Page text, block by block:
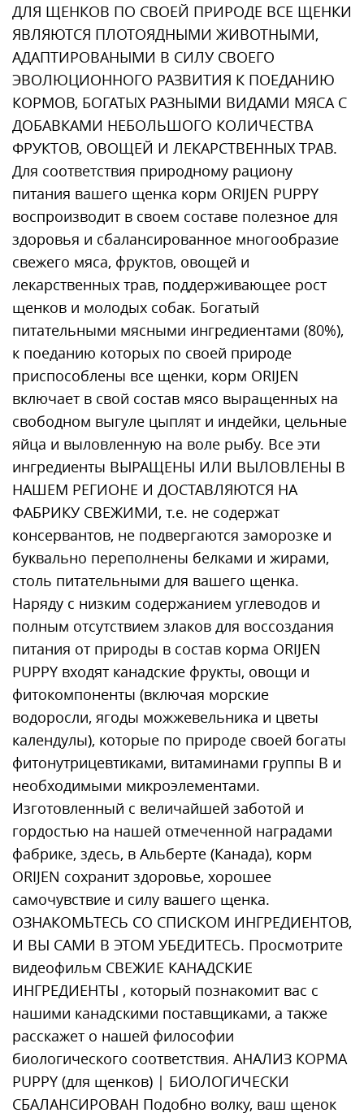
ДЛЯ ЩЕНКОВ ПО СВОЕЙ ПРИРОДЕ ВСЕ ЩЕНКИ
ЯВЛЯЮТСЯ ПЛОТОЯДНЫМИ ЖИВОТНЫМИ,
АДАПТИРОВАНЫМИ В СИЛУ СВОЕГО
ЭВОЛЮЦИОННОГО РАЗВИТИЯ К ПОЕДАНИЮ
КОРМОВ, БОГАТЫХ РАЗНЫМИ ВИДАМИ МЯСА С
ДОБАВКАМИ НЕБОЛЬШОГО КОЛИЧЕСТВА
ФРУКТОВ, ОВОЩЕЙ И ЛЕКАРСТВЕННЫХ ТРАВ.
Для соответствия природному рациону
питания вашего щенка корм ORIJEN PUPPY
воспроизводит в своем составе полезное для
здоровья и сбалансированное многообразие
свежего мяса, фруктов, овощей и
лекарственных трав, поддерживающее рост
щенков и молодых собак. Богатый
питательными мясными ингредиентами (80%),
к поеданию которых по своей природе
приспособлены все щенки, корм ORIJEN
включает в свой состав мясо выращенных на
свободном выгуле цыплят и индейки, цельные
яйца и выловленную на воле рыбу. Все эти
ингредиенты ВЫРАЩЕНЫ ИЛИ ВЫЛОВЛЕНЫ В
НАШЕМ РЕГИОНЕ И ДОСТАВЛЯЮТСЯ НА
ФАБРИКУ СВЕЖИМИ, т.е. не содержат
консервантов, не подвергаются заморозке и
буквально переполнены белками и жирами,
столь питательными для вашего щенка.
Наряду с низким содержанием углеводов и
полным отсутствием злаков для воссоздания
питания от природы в состав корма ORIJEN
PUPPY входят канадские фрукты, овощи и
фитокомпоненты (включая морские
водоросли, ягоды можжевельника и цветы
календулы), которые по природе своей богаты
фитонутрицевтиками, витаминами группы В и
необходимыми микроэлементами.
Изготовленный с величайшей заботой и
гордостью на нашей отмеченной наградами
фабрике, здесь, в Альберте (Канада), корм
ORIJEN сохранит здоровье, хорошее
самочувствие и силу вашего щенка.
ОЗНАКОМЬТЕСЬ СО СПИСКОМ ИНГРЕДИЕНТОВ,
И ВЫ САМИ В ЭТОМ УБЕДИТЕСЬ. Просмотрите
видеофильм СВЕЖИЕ КАНАДСКИЕ
ИНГРЕДИЕНТЫ , который познакомит вас с
нашими канадскими поставщиками, а также
расскажет о нашей философии
биологического соответствия. АНАЛИЗ КОРМА
PUPPY (для щенков) | БИОЛОГИЧЕСКИ
СБАЛАНСИРОВАН Подобно волку, ваш щенок